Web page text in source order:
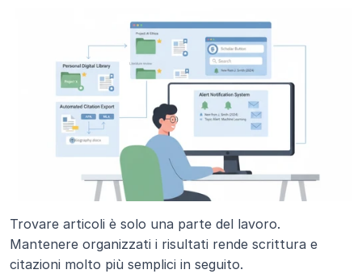
Trovare articoli è solo una parte del lavoro.
Mantenere organizzati i risultati rende scrittura e
citazioni molto più semplici in seguito.